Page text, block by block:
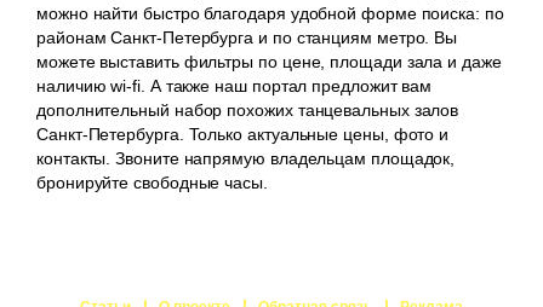
можно найти быстро благодаря удобной форме поиска: по
районам Санкт-Петербурга и по станциям метро. Вы
можете выставить фильтры по цене, площади зала и даже
наличию wi-fi. А также наш портал предложит вам
дополнительный набор похожих танцевальных залов
Санкт-Петербурга. Только актуальные цены, фото и
контакты. Звоните напрямую владельцам площадок,
бронируйте свободные часы.